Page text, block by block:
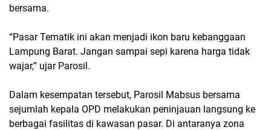
bersama.
“Pasar Tematik ini akan menjadi ikon baru kebanggaan
Lampung Barat. Jangan sampai sepi karena harga tidak
wajar,” ujar Parosil.
Dalam kesempatan tersebut, Parosil Mabsus bersama
sejumlah kepala OPD melakukan peninjauan langsung ke
berbagai fasilitas di kawasan pasar. Di antaranya zona